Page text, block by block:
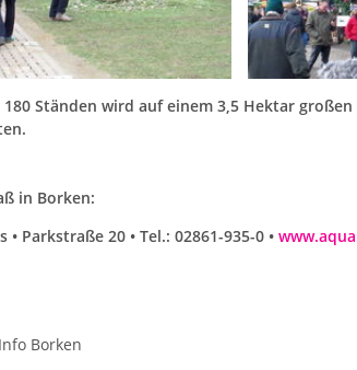
Ständen wird auf einem 3,5 Hektar
in Borken:
• Parkstraße 20 • Tel.: 02861-935-0 •
Borken